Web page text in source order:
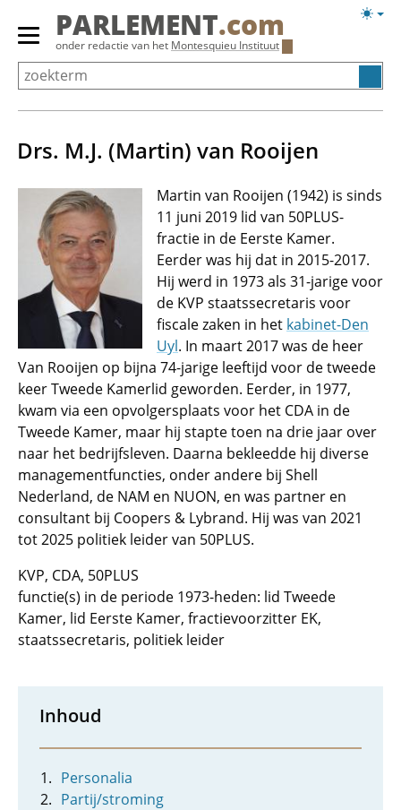
Overslaan
Primair
menu
tonen/verbergen
PARLEMENT.com
onder redactie van het Montesquieu Instituut
Drs. M.J. (Martin) van Rooijen
Martin van Rooijen (1942) is sinds
11 juni 2019 lid van 50PLUS-
fractie in de Eerste Kamer.
Eerder was hij dat in 2015-2017.
Hij werd in 1973 als 31-jarige voor
de KVP staatssecretaris voor
fiscale zaken in het kabinet-Den
Uyl. In maart 2017 was de heer
Van Rooijen op bijna 74-jarige leeftijd voor de tweede
keer Tweede Kamerlid geworden. Eerder, in 1977,
kwam via een opvolgersplaats voor het CDA in de
Tweede Kamer, maar hij stapte toen na drie jaar over
naar het bedrijfsleven. Daarna bekleedde hij diverse
managementfuncties, onder andere bij Shell
Nederland, de NAM en NUON, en was partner en
consultant bij Coopers & Lybrand. Hij was van 2021
tot 2025 politiek leider van 50PLUS.
KVP, CDA, 50PLUS
functie(s) in de periode 1973-heden: lid Tweede
Kamer, lid Eerste Kamer, fractievoorzitter EK,
staatssecretaris, politiek leider
Inhoud
Personalia
Partij/stroming